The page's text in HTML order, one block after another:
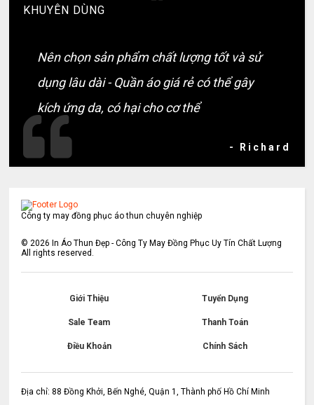
KHUYÊN DÙNG
Nên chọn sản phẩm chất lượng tốt và sử
dụng lâu dài - Quần áo giá rẻ có thể gây
kích ứng da, có hại cho cơ thể
- Richard
Công ty may đồng phục áo thun chuyên nghiệp
© 2026 In Áo Thun Đẹp - Công Ty May Đồng Phục Uy Tín Chất Lượng
All rights reserved.
Giới Thiệu Tuyển Dụng
Sale Team Thanh Toán
Điều Khoản Chính Sách
Địa chỉ: 88 Đồng Khởi, Bến Nghé, Quận 1, Thành phố Hồ Chí Minh